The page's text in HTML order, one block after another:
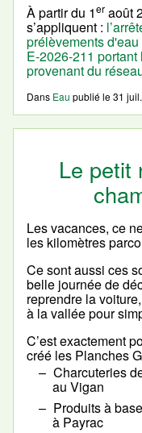
À partir du 1er août
s’appliquent :
prélèvements
E-2026-211
provenant du
Dans Eau publié le31
Le
Les vacances, ce
les kilomètres
Ce sont aussi ces
belle journée de
reprendre la
à la vallée pour
C’est exactement
créé les Planches
Charcuteries
au Vigan
Produits à
à Payrac